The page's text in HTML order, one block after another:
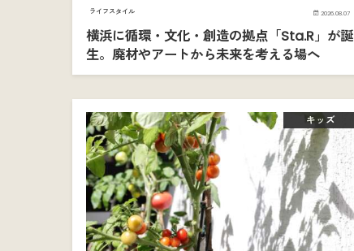
ライフスタイル 2026.08.07
横浜に循環・文化・創造の拠点「Sta.R」が誕
生。廃材やアートから未来を考える場へ
キッズ